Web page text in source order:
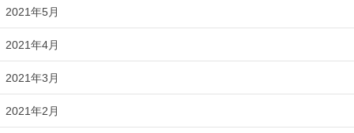
2021年5月
2021年4月
2021年3月
2021年2月